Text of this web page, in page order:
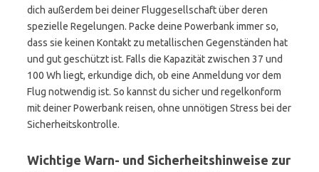
dich außerdem bei deiner Fluggesellschaft über deren
spezielle Regelungen. Packe deine Powerbank immer so,
dass sie keinen Kontakt zu metallischen Gegenständen hat
und gut geschützt ist. Falls die Kapazität zwischen 37 und
100 Wh liegt, erkundige dich, ob eine Anmeldung vor dem
Flug notwendig ist. So kannst du sicher und regelkonform
mit deiner Powerbank reisen, ohne unnötigen Stress bei der
Sicherheitskontrolle.
Wichtige Warn- und Sicherheitshinweise zur